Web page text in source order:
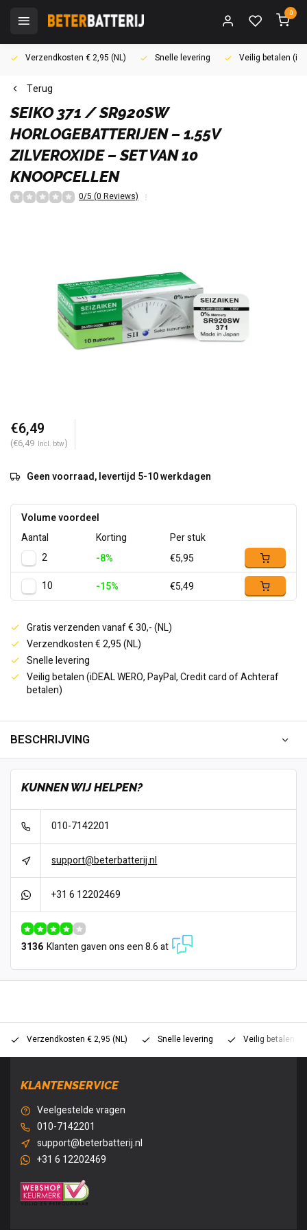
0
Verzendkosten € 2,95 (NL) Snelle levering Veilig betalen
Terug
SEIKO 371 / SR920SW
HORLOGEBATTERIJEN – 1.55V
ZILVEROXIDE – SET VAN 10
KNOOPCELLEN
0/5 (0 Reviews)
€6,49
(€6,49 Incl. btw)
Geen voorraad, levertijd 5-10 werkdagen
Volume voordeel
Aantal
Korting
Per stuk
2
-8%
€5,95
10
-15% €5,49
Gratis verzenden vanaf € 30,- (NL)
Verzendkosten € 2,95 (NL)
Snelle levering
Veilig betalen (iDEAL WERO, PayPal, Credit card of Achteraf
betalen)
BESCHRIJVING
KUNNEN WIJ HELPEN?
010-7142201
support@beterbatterij.nl
+31 6 12202469
3136 Klanten gaven ons een 8.6 at
Verzendkosten € 2,95 (NL) Snelle levering Veilig betalen
KLANTENSERVICE
Veelgestelde vragen
010-7142201
support@beterbatterij.nl
+31 6 12202469